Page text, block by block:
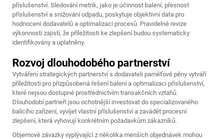
příslušenství. Sledování metrik, jako je účinnost balení, přesnost
příslušenství a snižování odpadu, poskytuje objektivní data pro
hodnocení dodavatelů a optimalizaci procesů. Pravidelné revize
výkonnosti zajistí, že příležitosti ke zlepšení budou systematicky
identifikovány a uplatněny.
Rozvoj dlouhodobého partnerství
Vytváření strategických partnerství s dodavateli paměťové pěny vytváří
příležitosti pro přizpůsobená řešení balení a optimalizaci příslušenství,
které nejsou dostupné prostřednictvím transakčních vztahů.
Dlouhodobí partneři jsou ochotnější investovat do specializovaného
balicího zařízení, vyvíjet vlastní příslušenství a zavádět procesní
zlepšení, která vyhovují konkrétním požadavkům zákazníků.
Objemové závazky vyplývající z několika menších objednávek mohou